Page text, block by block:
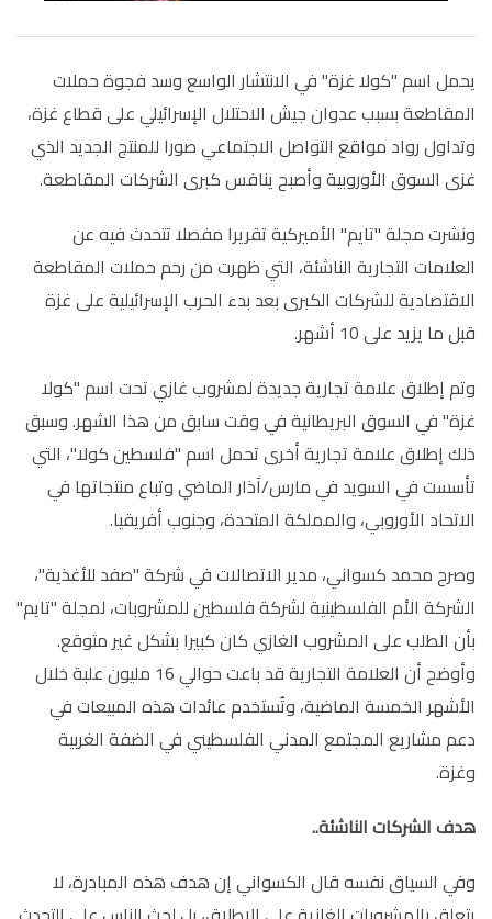
يحمل اسم "كولا غزة" في الانتشار الواسع وسد فجوة حملات
المقاطعة بسبب عدوان جيش الاحتلال الإسرائيلي على قطاع غزة،
وتداول رواد مواقع التواصل الاجتماعي صورا للمنتج الجديد الذي
غزى السوق الأوروبية وأصبح ينافس كبرى الشركات المقاطعة.
ونشرت مجلة "تايم" الأميركية تقريرا مفصلا تتحدث فيه عن
العلامات التجارية الناشئة، التي ظهرت من رحم حملات المقاطعة
الاقتصادية للشركات الكبرى بعد بدء الحرب الإسرائيلية على غزة
قبل ما يزيد على 10 أشهر.
وتم إطلاق علامة تجارية جديدة لمشروب غازي تحت اسم "كولا
غزة" في السوق البريطانية في وقت سابق من هذا الشهر. وسبق
ذلك إطلاق علامة تجارية أخرى تحمل اسم "فلسطين كولا"، التي
تأسست في السويد في مارس/آذار الماضي وتباع منتجاتها في
الاتحاد الأوروبي، والمملكة المتحدة، وجنوب أفريقيا.
وصرح محمد كسواني، مدير الاتصالات في شركة "صفد للأغذية"،
الشركة الأم الفلسطينية لشركة فلسطين للمشروبات، لمجلة "تايم"
بأن الطلب على المشروب الغازي كان كبيرا بشكل غير متوقع.
وأوضح أن العلامة التجارية قد باعت حوالي 16 مليون علبة خلال
الأشهر الخمسة الماضية، وتُستخدم عائدات هذه المبيعات في
دعم مشاريع المجتمع المدني الفلسطيني في الضفة الغربية
وغزة.
هدف الشركات الناشئة..
وفي السياق نفسه قال الكسواني إن هدف هذه المبادرة، لا